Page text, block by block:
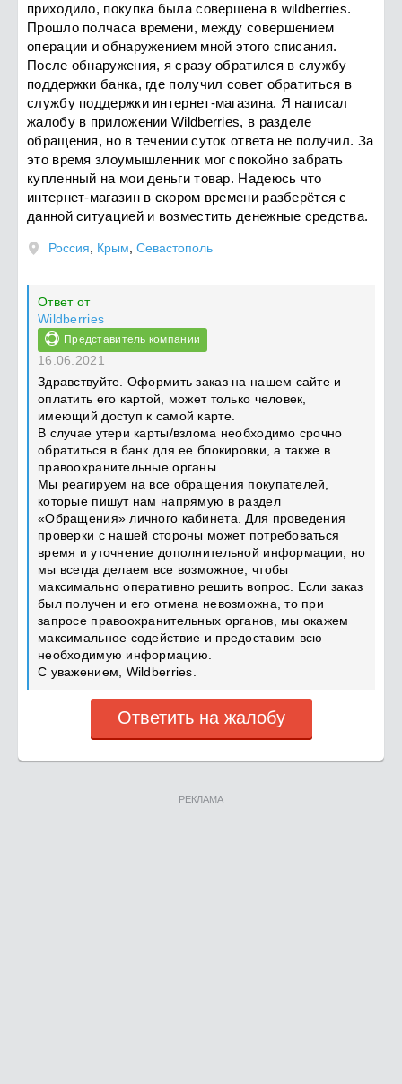
приходило, покупка была совершена в wildberries.
Прошло полчаса времени, между совершением
операции и обнаружением мной этого списания.
После обнаружения, я сразу обратился в службу
поддержки банка, где получил совет обратиться в
службу поддержки интернет-магазина. Я написал
жалобу в приложении Wildberries, в разделе
обращения, но в течении суток ответа не получил. За
это время злоумышленник мог спокойно забрать
купленный на мои деньги товар. Надеюсь что
интернет-магазин в скором времени разберётся с
данной ситуацией и возместить денежные средства.
Россия Крым Севастополь
Ответ от
Wildberries
Представитель компании
16.06.2021
Здравствуйте. Оформить заказ на нашем сайте и
оплатить его картой, может только человек,
имеющий доступ к самой карте.
В случае утери карты/взлома необходимо срочно
обратиться в банк для ее блокировки, а также в
правоохранительные органы.
Мы реагируем на все обращения покупателей,
которые пишут нам напрямую в раздел
«Обращения» личного кабинета. Для проведения
проверки с нашей стороны может потребоваться
время и уточнение дополнительной информации, но
мы всегда делаем все возможное, чтобы
максимально оперативно решить вопрос. Если заказ
был получен и его отмена невозможна, то при
запросе правоохранительных органов, мы окажем
максимальное содействие и предоставим всю
необходимую информацию.
С уважением, Wildberries.
Ответить на жалобу
РЕКЛАМА